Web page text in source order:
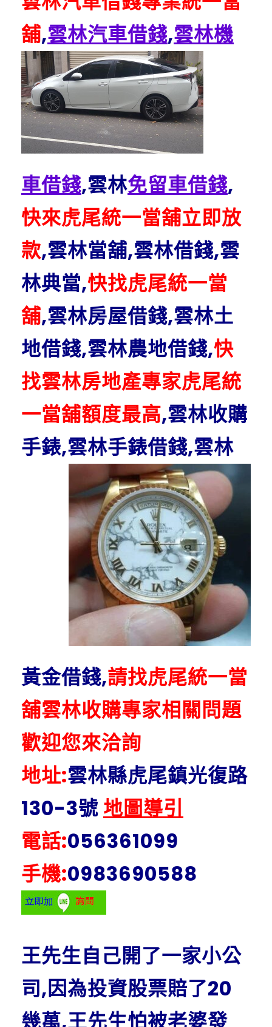
舖,雲林汽車借錢,雲林機
車借錢,雲林免留車借錢,
快來虎尾統一當舖立即放
款,雲林當舖,雲林借錢,雲
林典當,快找虎尾統一當
舖,雲林房屋借錢,雲林土
地借錢,雲林農地借錢,快
找雲林房地產專家虎尾統
一當舖額度最高,雲林收購
手錶,雲林手錶借錢,雲林
黃金借錢,請找虎尾統一當
舖雲林收購專家相關問題
歡迎您來洽詢
地址:雲林縣虎尾鎮光復路
130-3號 地圖導引
電話:056361099
手機:0983690588
王先生自己開了一家小公
司,因為投資股票賠了20
幾萬,王先生怕被老婆發